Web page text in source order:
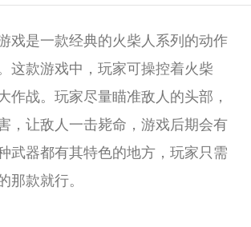
戏是一款经典的火柴人系列的动作
这款游戏中，玩家可操控着火柴
作战。玩家尽量瞄准敌人的头部，
，让敌人一击毙命，游戏后期会有
武器都有其特色的地方，玩家只需
那款就行。